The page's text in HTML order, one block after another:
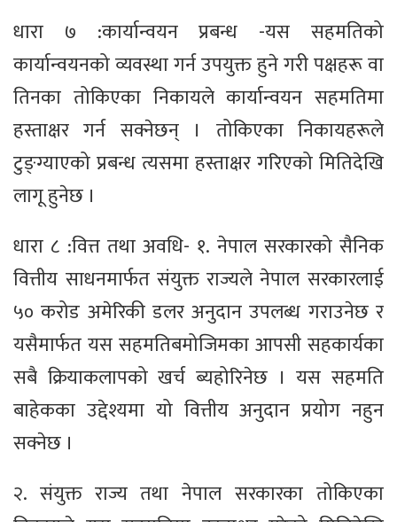
धारा ७ :कार्यान्वयन प्रबन्ध -यस सहमतिको
कार्यान्वयनको व्यवस्था गर्न उपयुक्त हुने गरी पक्षहरू वा
तिनका तोकिएका निकायले कार्यान्वयन सहमतिमा
हस्ताक्षर गर्न सक्नेछन् । तोकिएका निकायहरूले
टुङ्ग्याएको प्रबन्ध त्यसमा हस्ताक्षर गरिएको मितिदेखि
लागू हुनेछ ।
धारा ८ :वित्त तथा अवधि- १. नेपाल सरकारको सैनिक
वित्तीय साधनमार्फत संयुक्त राज्यले नेपाल सरकारलाई
५० करोड अमेरिकी डलर अनुदान उपलब्ध गराउनेछ र
यसैमार्फत यस सहमतिबमोजिमका आपसी सहकार्यका
सबै क्रियाकलापको खर्च ब्यहोरिनेछ । यस सहमति
बाहेकका उद्देश्यमा यो वित्तीय अनुदान प्रयोग नहुन
सक्नेछ ।
२. संयुक्त राज्य तथा नेपाल सरकारका तोकिएका